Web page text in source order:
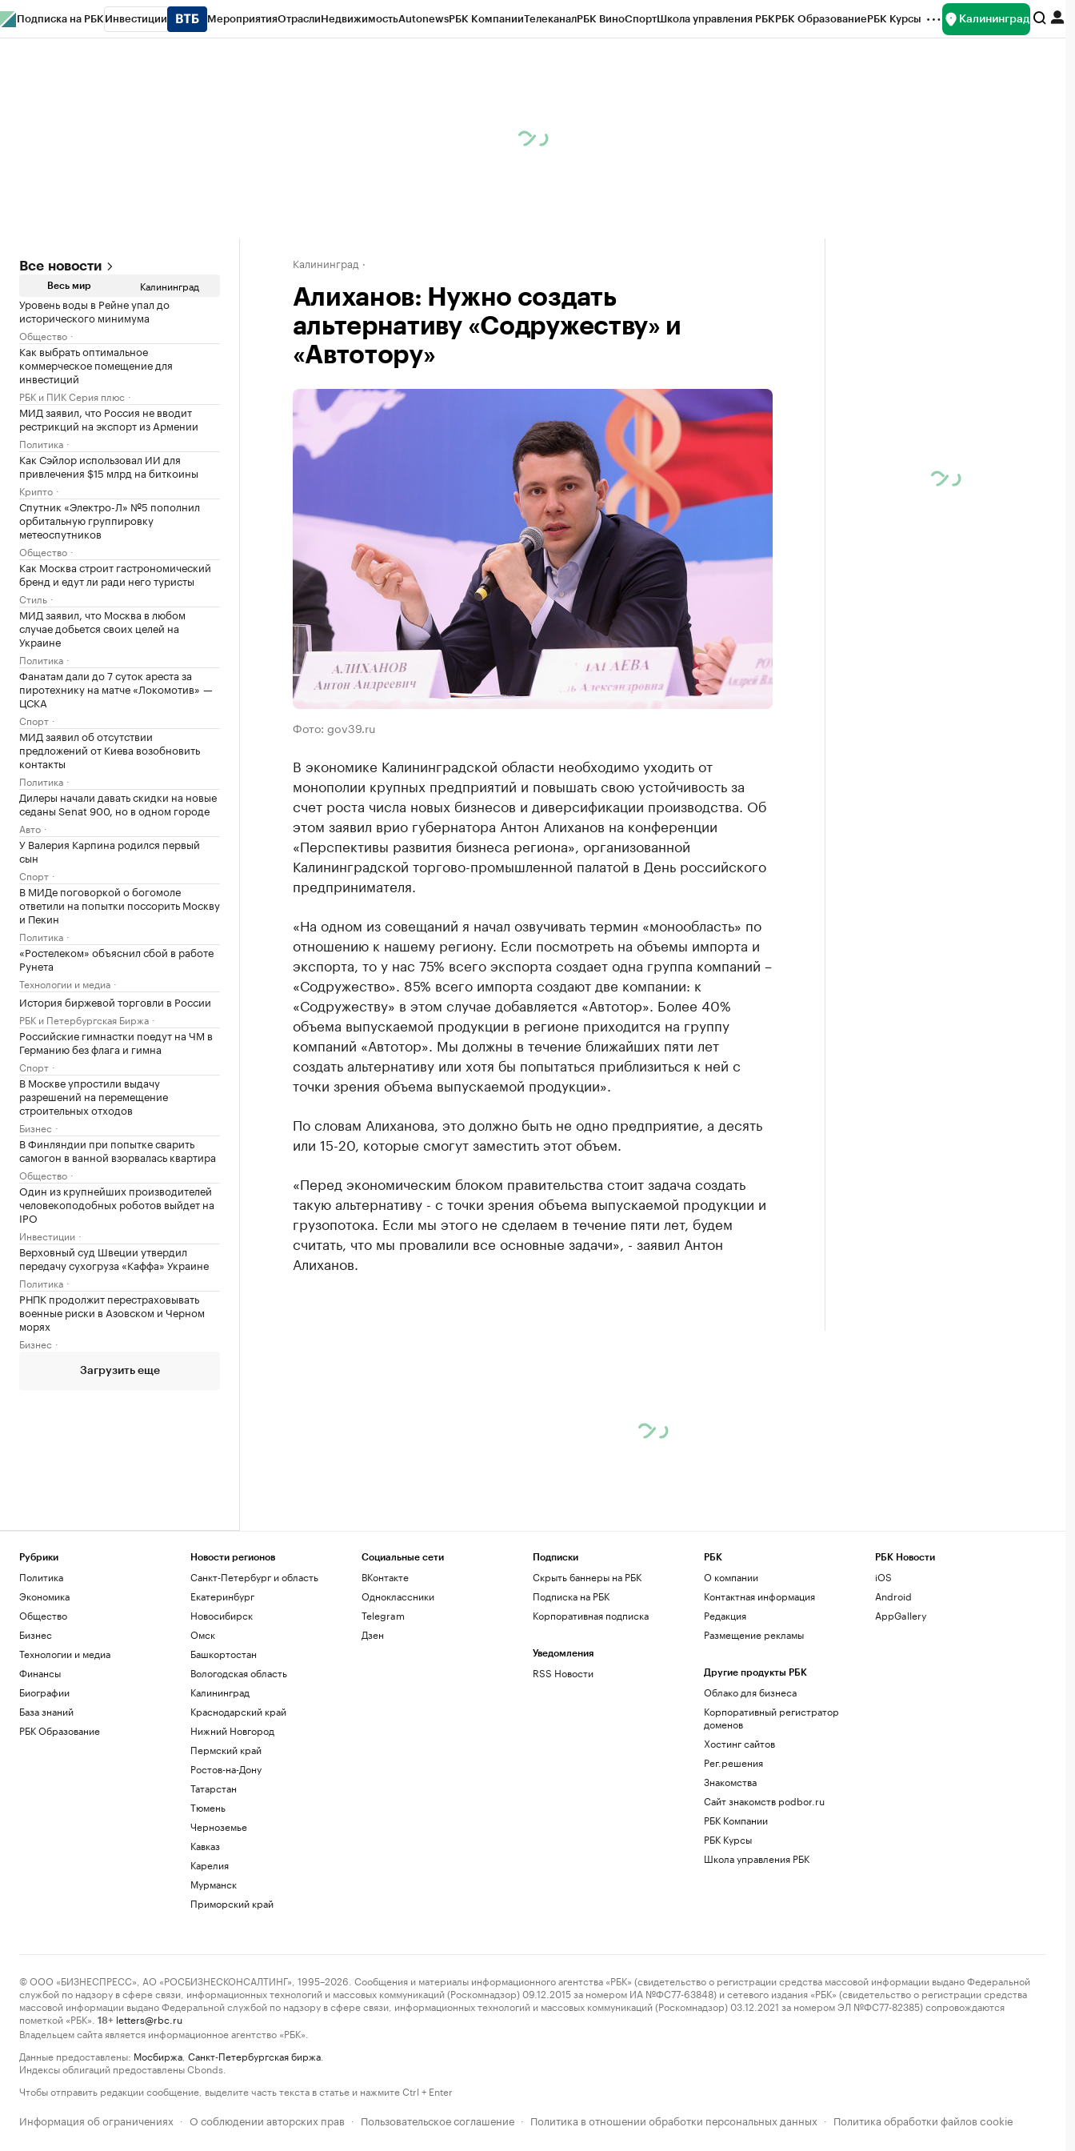
Подписка на РБК Инвестиции МероприятияОтраслиНедвижимостьAutonewsРБК КомпанииТелеканалРБК ВиноСпортШкола управления РБКРБК ОбразованиеРБК Курсы Калининград
Все новости
Весь мир Калининград
Уровень воды в Рейне упал до
исторического минимума
Общество
Как выбрать оптимальное
коммерческое помещение для
инвестиций
РБК и ПИК Серия плюс
МИД заявил, что Россия не вводит
рестрикций на экспорт из Армении
Политика
Как Сэйлор использовал ИИ для
привлечения $15 млрд на биткоины
Крипто
Спутник «Электро-Л» №5 пополнил
орбитальную группировку
метеоспутников
Общество
Как Москва строит гастрономический
бренд и едут ли ради него туристы
Стиль
МИД заявил, что Москва в любом
случае добьется своих целей на
Украине
Политика
Фанатам дали до 7 суток ареста за
пиротехнику на матче «Локомотив» —
ЦСКА
Спорт
МИД заявил об отсутствии
предложений от Киева возобновить
контакты
Политика
Дилеры начали давать скидки на новые
седаны Senat 900, но в одном городе
Авто
У Валерия Карпина родился первый
сын
Спорт
В МИДе поговоркой о богомоле
ответили на попытки поссорить Москву
и Пекин
Политика
«Ростелеком» объяснил сбой в работе
Рунета
Технологии и медиа
История биржевой торговли в России
РБК и Петербургская Биржа
Российские гимнастки поедут на ЧМ в
Германию без флага и гимна
Спорт
В Москве упростили выдачу
разрешений на перемещение
строительных отходов
Бизнес
В Финляндии при попытке сварить
самогон в ванной взорвалась квартира
Общество
Один из крупнейших производителей
человекоподобных роботов выйдет на
IPO
Инвестиции
Верховный суд Швеции утвердил
передачу сухогруза «Каффа» Украине
Политика
РНПК продолжит перестраховывать
военные риски в Азовском и Черном
морях
Бизнес
Загрузить еще
Калининград
Алиханов: Нужно создать
альтернативу «Содружеству» и
«Автотору»
Фото: gov39.ru
В экономике Калининградской области необходимо уходить от
монополии крупных предприятий и повышать свою устойчивость за
счет роста числа новых бизнесов и диверсификации производства. Об
этом заявил врио губернатора Антон Алиханов на конференции
«Перспективы развития бизнеса региона», организованной
Калининградской торгово-промышленной палатой в День российского
предпринимателя.
«На одном из совещаний я начал озвучивать термин «монообласть» по
отношению к нашему региону. Если посмотреть на объемы импорта и
экспорта, то у нас 75% всего экспорта создает одна группа компаний –
«Содружество». 85% всего импорта создают две компании: к
«Содружеству» в этом случае добавляется «Автотор». Более 40%
объема выпускаемой продукции в регионе приходится на группу
компаний «Автотор». Мы должны в течение ближайших пяти лет
создать альтернативу или хотя бы попытаться приблизиться к ней с
точки зрения объема выпускаемой продукции».
По словам Алиханова, это должно быть не одно предприятие, а десять
или 15-20, которые смогут заместить этот объем.
«Перед экономическим блоком правительства стоит задача создать
такую альтернативу - с точки зрения объема выпускаемой продукции и
грузопотока. Если мы этого не сделаем в течение пяти лет, будем
считать, что мы провалили все основные задачи», - заявил Антон
Алиханов.
Рубрики
Политика
Экономика
Общество
Бизнес
Технологии и медиа
Финансы
Биографии
База знаний
РБК Образование
Новости регионов
Санкт-Петербург и область
Екатеринбург
Новосибирск
Омск
Башкортостан
Вологодская область
Калининград
Краснодарский край
Нижний Новгород
Пермский край
Ростов-на-Дону
Татарстан
Тюмень
Черноземье
Кавказ
Карелия
Мурманск
Приморский край
Социальные сети
ВКонтакте
Одноклассники
Telegram
Дзен
Подписки
Скрыть баннеры на РБК
Подписка на РБК
Корпоративная подписка
Уведомления
RSS Новости
РБК
О компании
Контактная информация
Редакция
Размещение рекламы
Другие продукты РБК
Облако для бизнеса
Корпоративный регистратор
доменов
Хостинг сайтов
Рег.решения
Знакомства
Сайт знакомств podbor.ru
РБК Компании
РБК Курсы
Школа управления РБК
РБК Новости
iOS
Android
AppGallery
© ООО «БИЗНЕСПРЕСС», АО «РОСБИЗНЕСКОНСАЛТИНГ», 1995–2026. Сообщения и материалы информационного агентства «РБК» (свидетельство о регистрации средства массовой информации выдано Федеральной
службой по надзору в сфере связи, информационных технологий и массовых коммуникаций (Роскомнадзор) 09.12.2015 за номером ИА №ФС77-63848) и сетевого издания «РБК» (свидетельство о регистрации средства
массовой информации выдано Федеральной службой по надзору в сфере связи, информационных технологий и массовых коммуникаций (Роскомнадзор) 03.12.2021 за номером ЭЛ №ФС77-82385) сопровождаются
пометкой «РБК».
18+ letters@rbc.ru
Владельцем сайта является информационное агентство «РБК».
Данные предоставлены: Мосбиржа Санкт-Петербургская биржа
Индексы облигаций предоставлены Cbonds.
Чтобы отправить редакции сообщение, выделите часть текста в статье и нажмите Ctrl + Enter
Информация об ограничениях · О соблюдении авторских прав · Пользовательское соглашение · Политика в отношении обработки персональных данных · Политика обработки файлов cookie